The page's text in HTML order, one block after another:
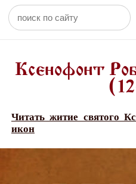
Ксенофонт
Читать житие святого
икон